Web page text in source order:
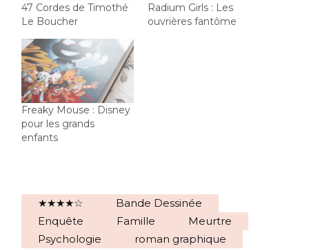
47 Cordes de Timothé
Le Boucher
Radium Girls : Les
ouvrières fantôme
Freaky Mouse : Disney
pour les grands
enfants
★★★★☆
Bande Dessinée
Enquête
Famille
Meurtre
Psychologie
roman graphique